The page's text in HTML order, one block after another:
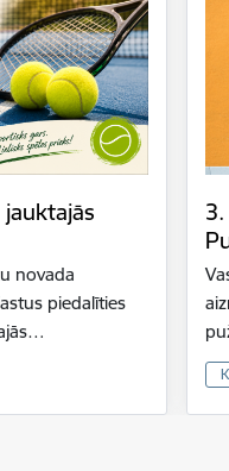
novada
piedalīties